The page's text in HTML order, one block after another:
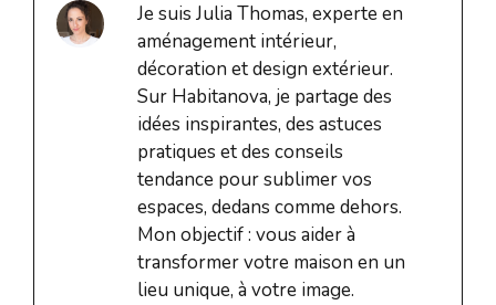
Je suis Julia Thomas, experte en
aménagement intérieur,
décoration et design extérieur.
Sur Habitanova, je partage des
idées inspirantes, des astuces
pratiques et des conseils
tendance pour sublimer vos
espaces, dedans comme dehors.
Mon objectif : vous aider à
transformer votre maison en un
lieu unique, à votre image.